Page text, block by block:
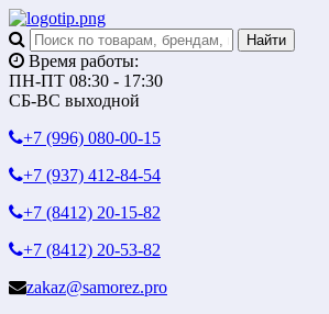
Время работы:
ПН-ПТ 08:30 - 17:30
СБ-ВС выходной
+7 (996) 080-00-15
+7 (937) 412-84-54
+7 (8412) 20-15-82
+7 (8412) 20-53-82
zakaz@samorez.pro